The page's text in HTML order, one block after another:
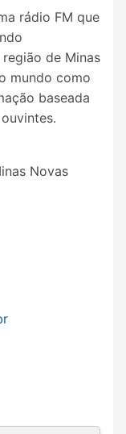
rádio FM que
de Minas
mundo como
baseada
Novas